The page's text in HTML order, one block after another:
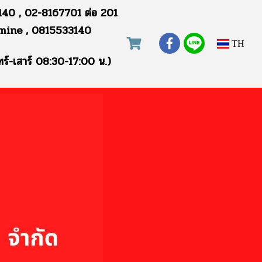
, 02-8167701 ต่อ 201
, 0815533140
-เสาร์ 08:30-17:00 น.)
TH